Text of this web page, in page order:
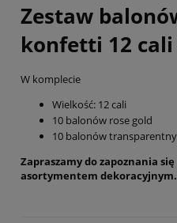
Zestaw
konfetti 12 cali
W komplecie
Wielkość: 12 cali
10 balonów rose gold
10 balonów
Zapraszamy do zapoznania się
asortymentem dekoracyjnym.